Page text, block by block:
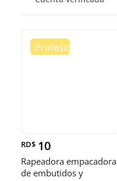
RD$ 10
Rapeadora empacadora
de embutidos y